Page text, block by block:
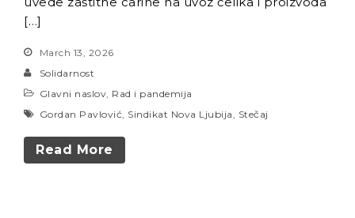
[…]
March 13, 2026
Solidarnost
Glavni naslov Rad i pandemija
Gordan Pavlović Sindikat Nova Ljubija Stečaj
Read More